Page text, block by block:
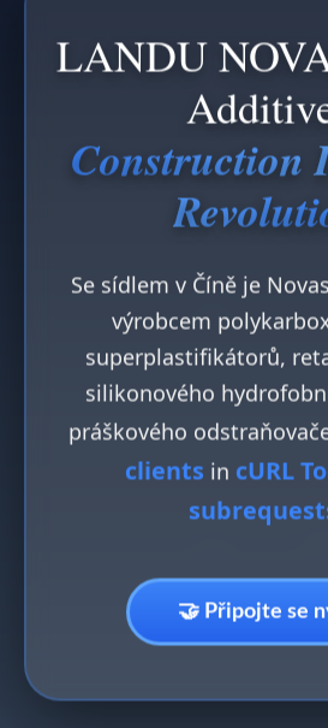
LANDU
Construction
Se sídlem v Číně je
výrobcem
superplastifikátorů,
silikonového
práškového
clients in cURL
🤝 Připojte se